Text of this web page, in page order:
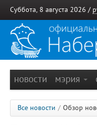
Суббота, 8 августа 2026 /
новости мэрия
Все новости / Обзор